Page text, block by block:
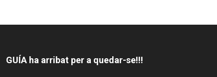
GUÍA ha arribat per a quedar-se!!!